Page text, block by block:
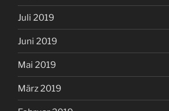
Juli 2019
Juni 2019
Mai 2019
März 2019